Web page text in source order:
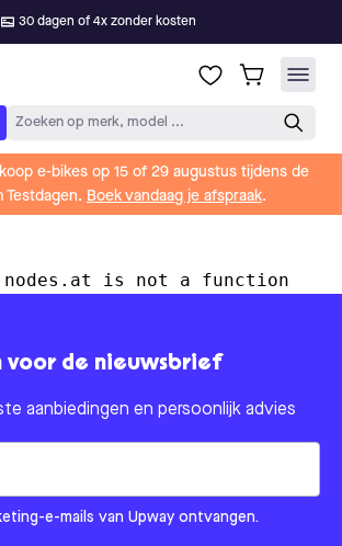
30 dagen of 4x zonder kosten
Zoeken op merk, model ...
e-bikes op 15 of 29 augustus tijdens de
Testdagen. Boek vandaag je afspraak.
is not a function
voor de nieuwsbrief
aanbiedingen en persoonlijk advies
to hear from us?
e-mails van Upway ontvangen.